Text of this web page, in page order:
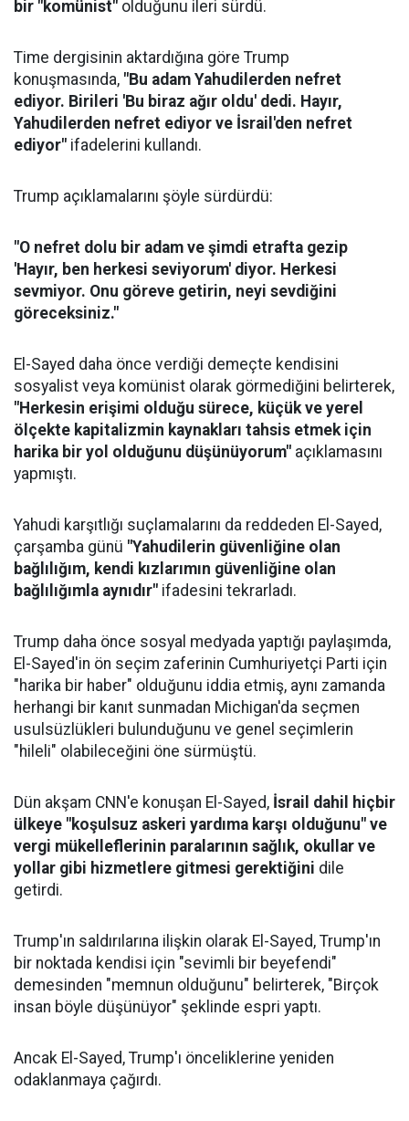
bir "komünist" olduğunu ileri sürdü.
Time dergisinin aktardığına göre Trump
konuşmasında, "Bu adam Yahudilerden nefret
ediyor. Birileri 'Bu biraz ağır oldu' dedi. Hayır,
Yahudilerden nefret ediyor ve İsrail'den nefret
ediyor" ifadelerini kullandı.
Trump açıklamalarını şöyle sürdürdü:
"O nefret dolu bir adam ve şimdi etrafta gezip
'Hayır, ben herkesi seviyorum' diyor. Herkesi
sevmiyor. Onu göreve getirin, neyi sevdiğini
göreceksiniz."
El-Sayed daha önce verdiği demeçte kendisini
sosyalist veya komünist olarak görmediğini belirterek,
"Herkesin erişimi olduğu sürece, küçük ve yerel
ölçekte kapitalizmin kaynakları tahsis etmek için
harika bir yol olduğunu düşünüyorum" açıklamasını
yapmıştı.
Yahudi karşıtlığı suçlamalarını da reddeden El-Sayed,
çarşamba günü "Yahudilerin güvenliğine olan
bağlılığım, kendi kızlarımın güvenliğine olan
bağlılığımla aynıdır" ifadesini tekrarladı.
Trump daha önce sosyal medyada yaptığı paylaşımda,
El-Sayed'in ön seçim zaferinin Cumhuriyetçi Parti için
"harika bir haber" olduğunu iddia etmiş, aynı zamanda
herhangi bir kanıt sunmadan Michigan'da seçmen
usulsüzlükleri bulunduğunu ve genel seçimlerin
"hileli" olabileceğini öne sürmüştü.
Dün akşam CNN'e konuşan El-Sayed, İsrail dahil hiçbir
ülkeye "koşulsuz askeri yardıma karşı olduğunu" ve
vergi mükelleflerinin paralarının sağlık, okullar ve
yollar gibi hizmetlere gitmesi gerektiğini dile
getirdi.
Trump'ın saldırılarına ilişkin olarak El-Sayed, Trump'ın
bir noktada kendisi için "sevimli bir beyefendi"
demesinden "memnun olduğunu" belirterek, "Birçok
insan böyle düşünüyor" şeklinde espri yaptı.
Ancak El-Sayed, Trump'ı önceliklerine yeniden
odaklanmaya çağırdı.